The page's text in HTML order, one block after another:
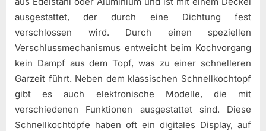
ausgestattet, der durch eine Dichtung fest
verschlossen wird. Durch einen speziellen
Verschlussmechanismus entweicht beim Kochvorgang
kein Dampf aus dem Topf, was zu einer schnelleren
Garzeit führt. Neben dem klassischen Schnellkochtopf
gibt es auch elektronische Modelle, die mit
verschiedenen Funktionen ausgestattet sind. Diese
Schnellkochtöpfe haben oft ein digitales Display, auf